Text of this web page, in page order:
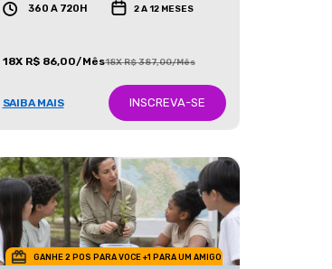
360 A 720H 2 A 12 MESES
18X R$ 86,00/Mês18X R$ 387,00/Mês
SAIBA MAIS INSCREVA-SE
GANHE 2 POS PARA VOCE +1 PARA UM AMIGO